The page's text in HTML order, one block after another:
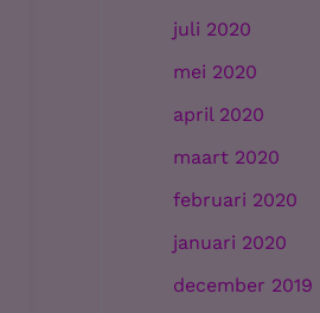
juli 2020
mei 2020
april 2020
maart 2020
februari 2020
januari 2020
december 2019